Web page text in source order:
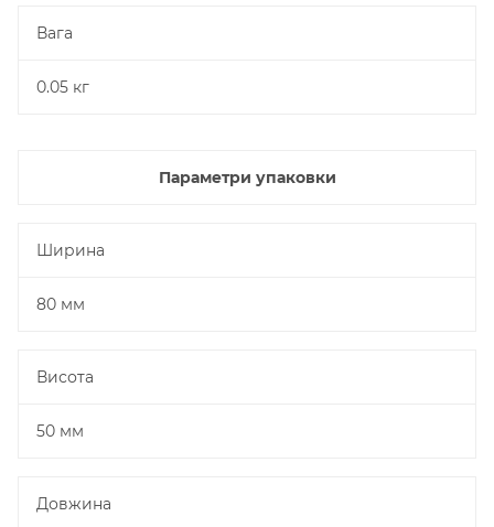
Вага
0.05 кг
Параметри упаковки
Ширина
80 мм
Висота
50 мм
Довжина